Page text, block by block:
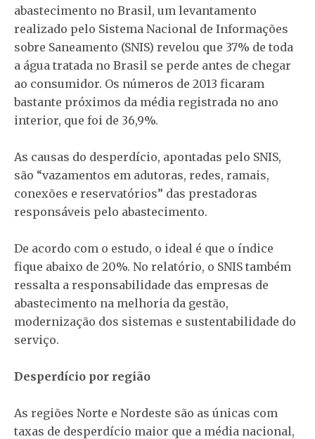
abastecimento no Brasil, um levantamento
realizado pelo Sistema Nacional de Informações
sobre Saneamento (SNIS) revelou que 37% de toda
a água tratada no Brasil se perde antes de chegar
ao consumidor. Os números de 2013 ficaram
bastante próximos da média registrada no ano
interior, que foi de 36,9%.
As causas do desperdício, apontadas pelo SNIS,
são “vazamentos em adutoras, redes, ramais,
conexões e reservatórios” das prestadoras
responsáveis pelo abastecimento.
De acordo com o estudo, o ideal é que o índice
fique abaixo de 20%. No relatório, o SNIS também
ressalta a responsabilidade das empresas de
abastecimento na melhoria da gestão,
modernização dos sistemas e sustentabilidade do
serviço.
Desperdício por região
As regiões Norte e Nordeste são as únicas com
taxas de desperdício maior que a média nacional,